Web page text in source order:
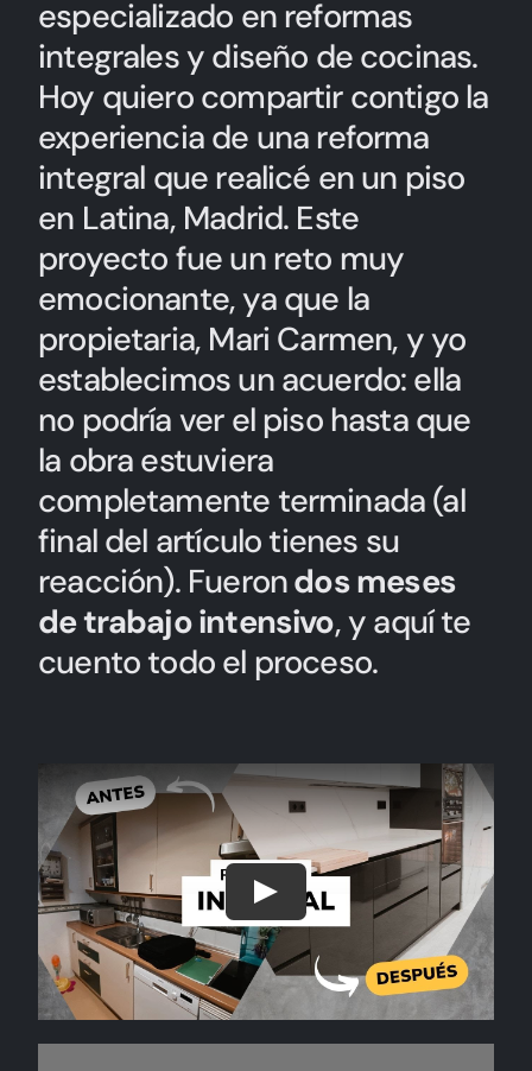
Hablemos de tu Cocina
especializado en reformas
integrales y diseño de cocinas.
Hoy quiero compartir contigo la
experiencia de una reforma
integral que realicé en un piso
en Latina, Madrid. Este
proyecto fue un reto muy
emocionante, ya que la
propietaria, Mari Carmen, y yo
establecimos un acuerdo: ella
no podría ver el piso hasta que
la obra estuviera
completamente terminada (al
final del artículo tienes su
reacción). Fuerondos meses
de trabajo intensivo, y aquí te
cuento todo el proceso.